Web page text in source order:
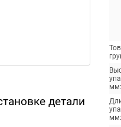
детали
мм:
мм: